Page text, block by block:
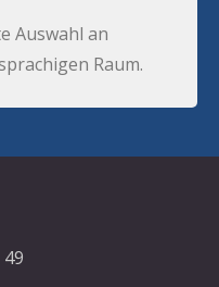
Auswahl an
Raum.